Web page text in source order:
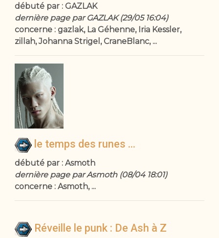
débuté par : GAZLAK
dernière page par GAZLAK (29/05 16:04)
concerne : gazlak, La Géhenne, Iria Kessler,
zillah, Johanna Strigel, CraneBlanc, ...
le temps des runes ...
débuté par : Asmoth
dernière page par Asmoth (08/04 18:01)
concerne : Asmoth, ...
Réveille le punk : De Ash à Z